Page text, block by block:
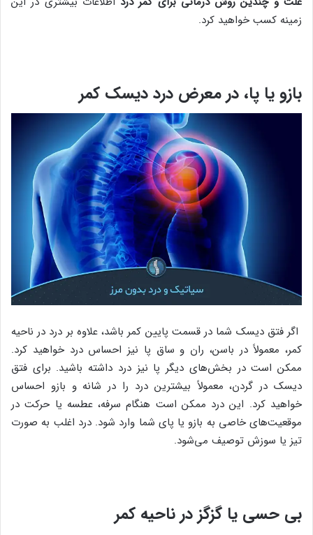
زمینه کسب خواهید کرد.
بازو یا پا، در معرض درد دیسک کمر
اگر فتق دیسک شما در قسمت پایین کمر باشد، علاوه بر درد در ناحیه
کمر، معمولاً در باسن، ران و ساق پا نیز احساس درد خواهید کرد.
ممکن است در بخش‌های دیگر پا نیز درد داشته باشید. برای فتق
دیسک در گردن، معمولاً بیشترین درد را در شانه و بازو احساس
خواهید کرد. این درد ممکن است هنگام سرفه، عطسه یا حرکت در
موقعیت‌های خاصی به بازو یا پای شما وارد شود. درد اغلب به صورت
تیز یا سوزش توصیف می‌شود.
بی حسی یا گزگز در ناحیه کمر